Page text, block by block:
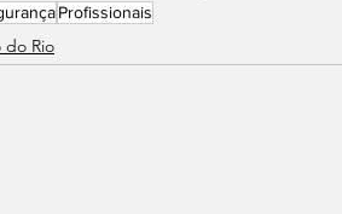
Profissionais
do Rio